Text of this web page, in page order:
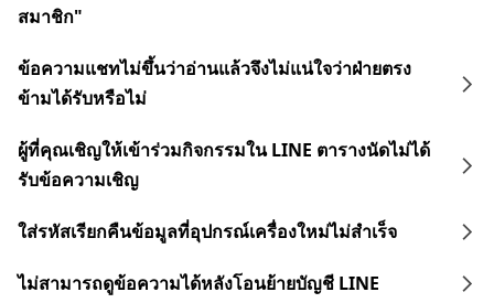
สมาชิก"
ข้อความแชทไม่ขึ้นว่าอ่านแล้วจึงไม่แน่ใจว่าฝ่ายตรง
ข้ามได้รับหรือไม่
ผู้ที่คุณเชิญให้เข้าร่วมกิจกรรมใน LINE ตารางนัดไม่ได้
รับข้อความเชิญ
ใส่รหัสเรียกคืนข้อมูลที่อุปกรณ์เครื่องใหม่ไม่สำเร็จ
ไม่สามารถดูข้อความได้หลังโอนย้ายบัญชี LINE